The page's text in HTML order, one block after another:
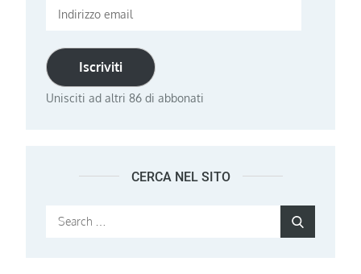
Indirizzo
Iscriviti
Unisciti ad altri 86 di abbonati
CERCA NEL SITO
Search